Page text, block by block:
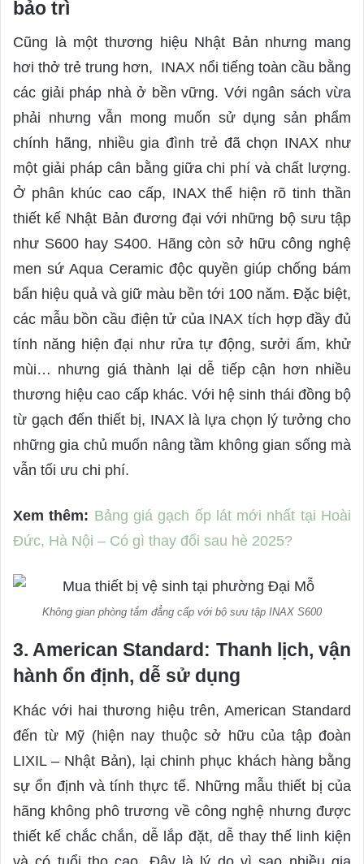
bảo trì
Cũng là một thương hiệu Nhật Bản nhưng mang
hơi thở trẻ trung hơn, INAX nổi tiếng toàn cầu bằng
các giải pháp nhà ở bền vững. Với ngân sách vừa
phải nhưng vẫn mong muốn sử dụng sản phẩm
chính hãng, nhiều gia đình trẻ đã chọn INAX như
một giải pháp cân bằng giữa chi phí và chất lượng.
Ở phân khúc cao cấp, INAX thể hiện rõ tinh thần
thiết kế Nhật Bản đương đại với những bộ sưu tập
như S600 hay S400. Hãng còn sở hữu công nghệ
men sứ Aqua Ceramic độc quyền giúp chống bám
bẩn hiệu quả và giữ màu bền tới 100 năm. Đặc biệt,
các mẫu bồn cầu điện tử của INAX tích hợp đầy đủ
tính năng hiện đại như rửa tự động, sưởi ấm, khử
mùi… nhưng giá thành lại dễ tiếp cận hơn nhiều
thương hiệu cao cấp khác. Với hệ sinh thái đồng bộ
từ gạch đến thiết bị, INAX là lựa chọn lý tưởng cho
những gia chủ muốn nâng tầm không gian sống mà
vẫn tối ưu chi phí.
Xem thêm: Bảng giá gạch ốp lát mới nhất tại Hoài
Đức, Hà Nội – Có gì thay đổi sau hè 2025?
Không gian phòng tắm đẳng cấp với bộ sưu tập INAX S600
3. American Standard: Thanh lịch, vận
hành ổn định, dễ sử dụng
Khác với hai thương hiệu trên, American Standard
đến từ Mỹ (hiện nay thuộc sở hữu của tập đoàn
LIXIL – Nhật Bản), lại chinh phục khách hàng bằng
sự ổn định và tính thực tế. Những mẫu thiết bị của
hãng không phô trương về công nghệ nhưng được
thiết kế chắc chắn, dễ lắp đặt, dễ thay thế linh kiện